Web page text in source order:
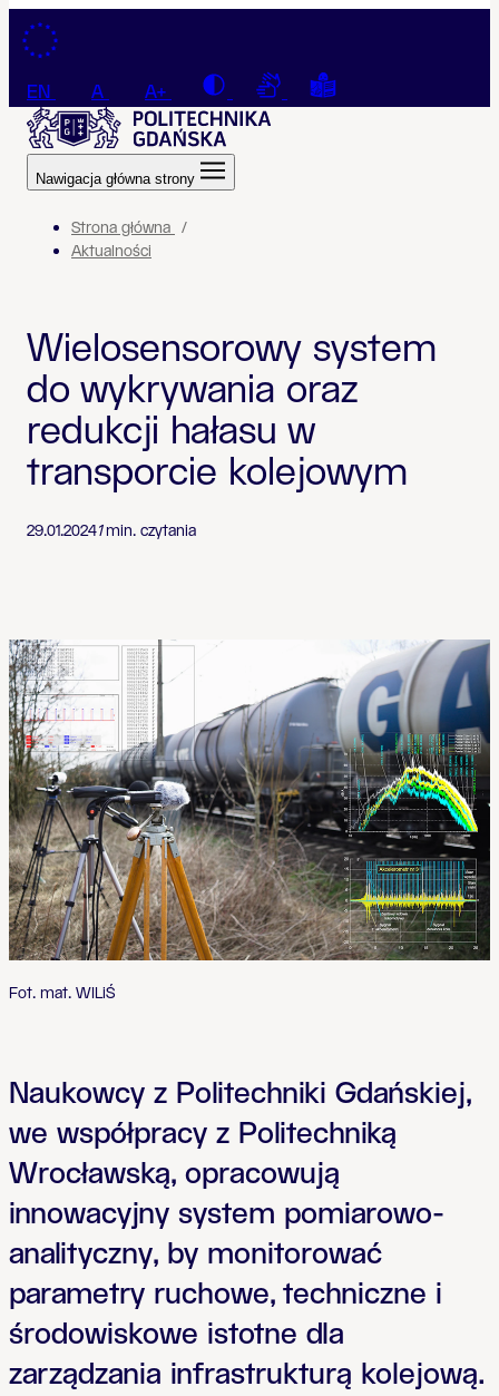
Przejdź do treści
EN A A+ Contrast Connection with a sign
Tekst łatwy do
Nawigacja główna strony
Strona główna
Aktualności
Wielosensorowy system
do wykrywania oraz
redukcji hałasu w
transporcie kolejowym
29.01.20241min. czytania
Fot. mat. WILiŚ
Naukowcy z Politechniki Gdańskiej,
we współpracy z Politechniką
Wrocławską, opracowują
innowacyjny system pomiarowo-
analityczny, by monitorować
parametry ruchowe, techniczne i
środowiskowe istotne dla
zarządzania infrastrukturą kolejową.